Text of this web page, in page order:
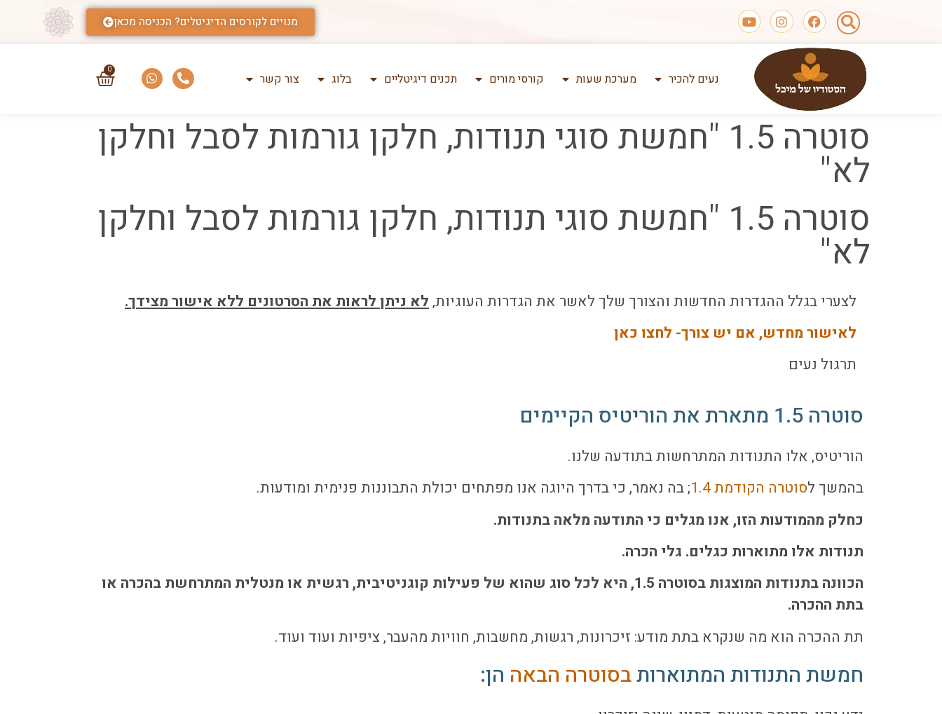
מנויים לקורסים הדיגיטלים? הכניסה מכאן
נעים להכיר מערכת שעות קורסי מורים תכנים דיגיטליים בלוג צור קשר
0
סוטרה 1.5 "חמשת סוגי תנודות, חלקן גורמות לסבל וחלקן
לא"
סוטרה 1.5 "חמשת סוגי תנודות, חלקן גורמות לסבל וחלקן
לא"
לצערי בגלל ההגדרות החדשות והצורך שלך לאשר את הגדרות העוגיות,לא ניתן לראות את הסרטונים ללא אישור מצידך.
לאישור מחדש, אם יש צורך- לחצו כאן
תרגול נעים
סוטרה 1.5 מתארת את הוריטיס הקיימים
הוריטיס, אלו התנודות המתרחשות בתודעה שלנו.
בהמשך לסוטרה הקודמת 1.4
; בה נאמר, כי בדרך היוגה אנו מפתחים יכולת התבוננות פנימית ומודעות.
כחלק מהמודעות הזו, אנו מגלים כי התודעה מלאה בתנודות.
תנודות אלו מתוארות כגלים. גלי הכרה.
הכוונה בתנודות המוצגות בסוטרה 1.5, היא לכל סוג שהוא של פעילות קוגניטיבית, רגשית או מנטלית המתרחשת בהכרה או
בתת ההכרה.
תת ההכרה הוא מה שנקרא בתת מודע: זיכרונות, רגשות, מחשבות, חוויות מהעבר, ציפיות ועוד ועוד.
חמשת התנודות המתוארותבסוטרה הבאה הן: